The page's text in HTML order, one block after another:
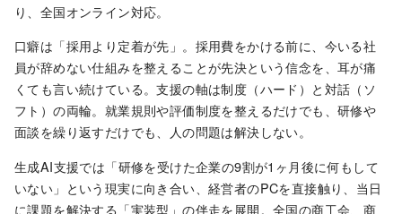
り、全国オンライン対応。
口癖は「採用より定着が先」。採用費をかける前に、今いる社
員が辞めない仕組みを整えることが先決という信念を、耳が痛
くても言い続けている。支援の軸は制度（ハード）と対話（ソ
フト）の両輪。就業規則や評価制度を整えるだけでも、研修や
面談を繰り返すだけでも、人の問題は解決しない。
生成AI支援では「研修を受けた企業の9割が1ヶ月後に何もして
いない」という現実に向き合い、経営者のPCを直接触り、当日
に課題を解決する「実装型」の伴走を展開。全国の商工会、商